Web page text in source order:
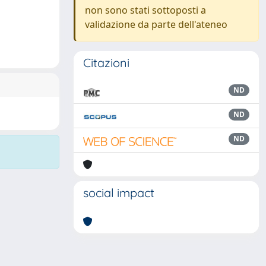
non sono stati sottoposti a
validazione da parte dell'ateneo
Citazioni
ND
ND
ND
social impact